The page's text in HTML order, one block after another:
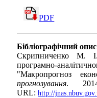
PDF
Бібліографічний
Скрипниченко М.
програмно-
"Макропрогноз
прогнозування.
URL: http://